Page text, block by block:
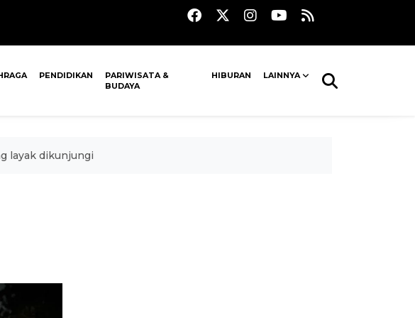
PENDIDIKAN
PARIWISATA &
BUDAYA
HIBURAN LAINNYA
layak dikunjungi